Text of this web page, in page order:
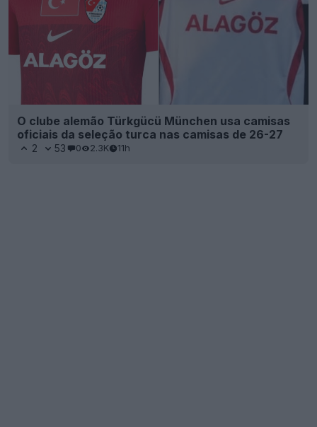
O clube alemão Türkgücü München usa camisas
oficiais da seleção turca nas camisas de 26-27
2 53 0 2.3K 11h